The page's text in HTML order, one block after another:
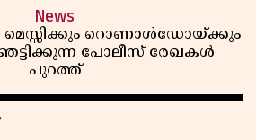
News
മെസ്സിക്കും റൊണാൾഡോയ്ക്കും
പോലീസ് രേഖകൾ
പുറത്ത്